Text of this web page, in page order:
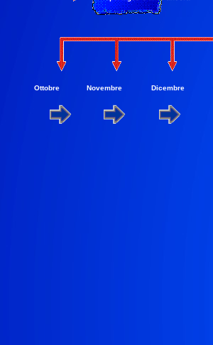
Ottobre Novembre Dicembre